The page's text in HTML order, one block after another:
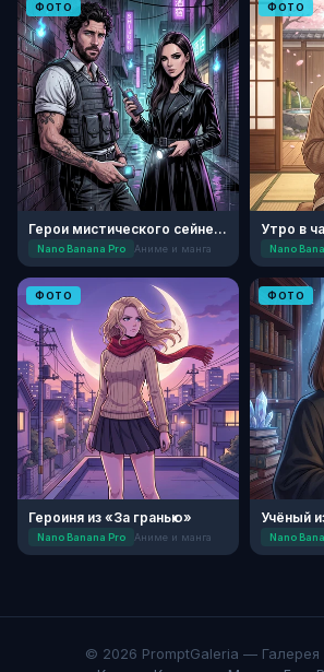
ФОТО
Герои мистического сейнен-детектива
Nano Banana Pro Аниме и манга
ФОТО
Nano
ФОТО
Героиня из «За гранью»
Nano Banana Pro Аниме и манга
ФОТО
Nano
© 2026 PromptGaleria — Галерея